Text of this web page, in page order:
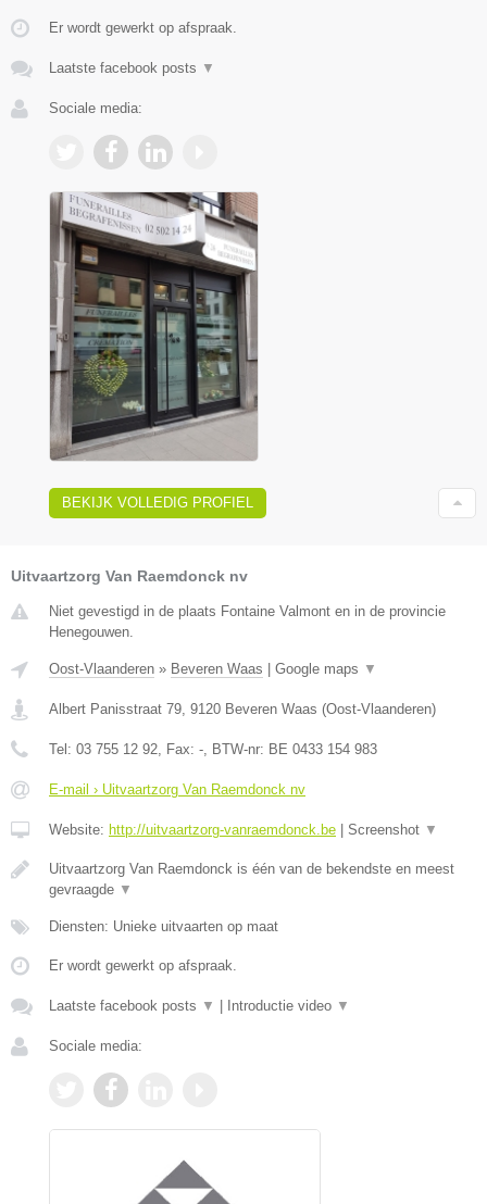
Er wordt gewerkt op afspraak.
Laatste facebook posts ▼
Sociale media:
BEKIJK VOLLEDIG PROFIEL
Uitvaartzorg Van Raemdonck nv
Niet gevestigd in de plaats Fontaine Valmont en in de provincie
Henegouwen.
Oost-Vlaanderen » Beveren Waas Google maps ▼
Albert Panisstraat 79, 9120 Beveren Waas (Oost-Vlaanderen)
Tel: 03 755 12 92, Fax: -, BTW-nr: BE 0433 154 983
E-mail › Uitvaartzorg Van Raemdonck nv
Website: http://uitvaartzorg-vanraemdonck.be Screenshot ▼
Uitvaartzorg Van Raemdonck is één van de bekendste en meest
gevraagde ▼
Diensten: Unieke uitvaarten op maat
Er wordt gewerkt op afspraak.
Laatste facebook posts ▼ Introductie video ▼
Sociale media: